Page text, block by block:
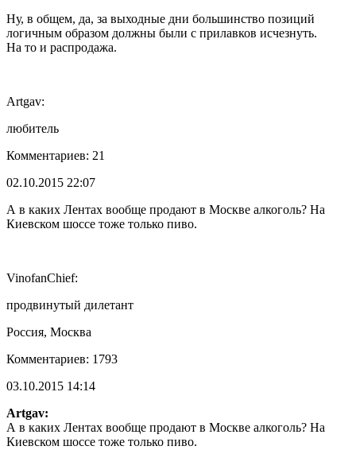
Ну, в общем, да, за выходные дни большинство позиций
логичным образом должны были с прилавков исчезнуть.
На то и распродажа.
Artgav:
любитель
Комментариев: 21
02.10.2015 22:07
А в каких Лентах вообще продают в Москве алкоголь? На
Киевском шоссе тоже только пиво.
VinofanChief:
продвинутый дилетант
Россия, Москва
Комментариев: 1793
03.10.2015 14:14
Artgav:
А в каких Лентах вообще продают в Москве алкоголь? На
Киевском шоссе тоже только пиво.